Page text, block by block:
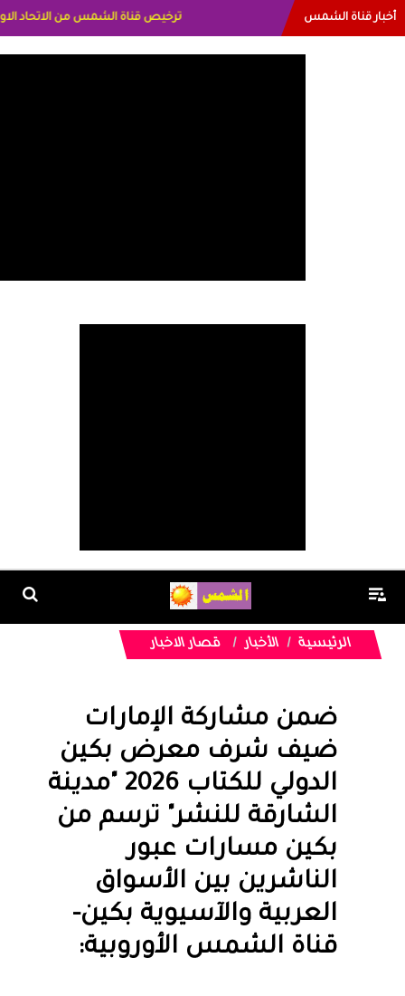
أخبار قناة الشمس
الرئيسية الأخبار قصار الاخبار
ضمن مشاركة الإمارات
ضيف شرف معرض بكين
الدولي للكتاب 2026 "مدينة
الشارقة للنشر" ترسم من
بكين مسارات عبور
الناشرين بين الأسواق
العربية والآسيوية بكين-
قناة الشمس الأوروبية: